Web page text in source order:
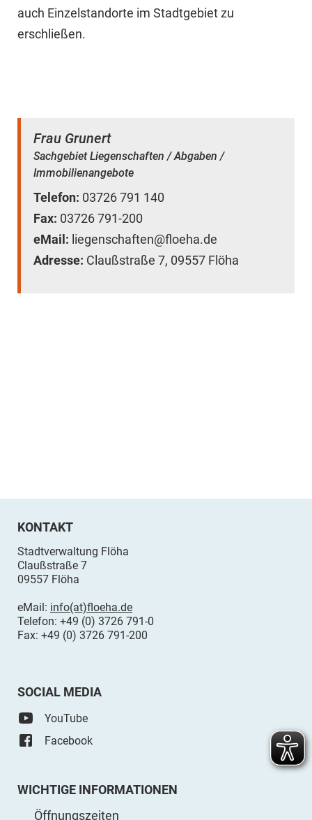
auch Einzelstandorte im Stadtgebiet zu
erschließen.
Frau Grunert
Sachgebiet Liegenschaften / Abgaben /
Immobilienangebote
Telefon: 03726 791 140
Fax: 03726 791-200
eMail: liegenschaften@floeha.de
Adresse: Claußstraße 7, 09557 Flöha
KONTAKT
Stadtverwaltung Flöha
Claußstraße 7
09557 Flöha
eMail: info(at)floeha.de
Telefon: +49 (0) 3726 791-0
Fax: +49 (0) 3726 791-200
SOCIAL MEDIA
YouTube
Facebook
WICHTIGE INFORMATIONEN
Öffnungszeiten